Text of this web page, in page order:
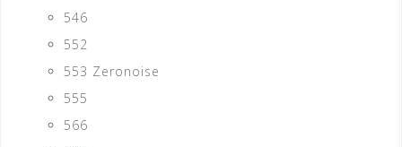
546
552
553 Zeronoise
555
566